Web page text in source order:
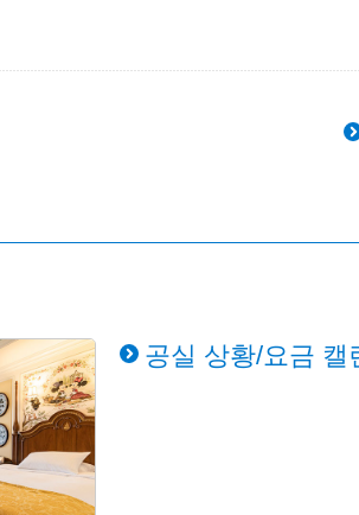
공실 상황/요금 캘